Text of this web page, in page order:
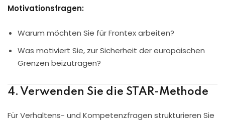
Motivationsfragen:
Warum möchten Sie für Frontex arbeiten?
Was motiviert Sie, zur Sicherheit der europäischen
Grenzen beizutragen?
4. Verwenden Sie die STAR-Methode
Für Verhaltens- und Kompetenzfragen strukturieren Sie